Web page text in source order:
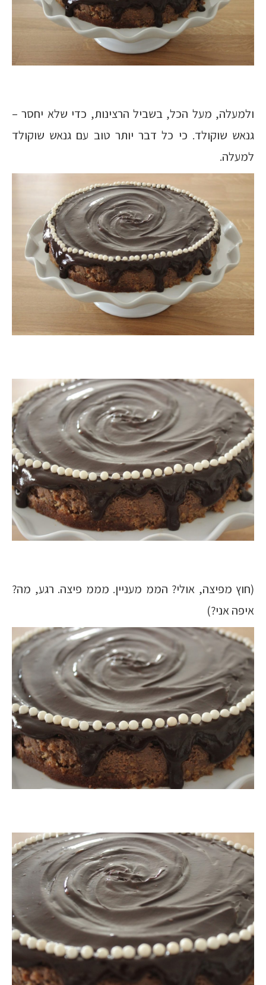
ולמעלה, מעל הכל, בשביל הרצינות, כדי שלא יחסר –
גנאש שוקולד. כי כל דבר יותר טוב עם גנאש שוקולד
למעלה.
(חוץ מפיצה, אולי? הממ מעניין. מממ פיצה. רגע, מה?
איפה אני?)